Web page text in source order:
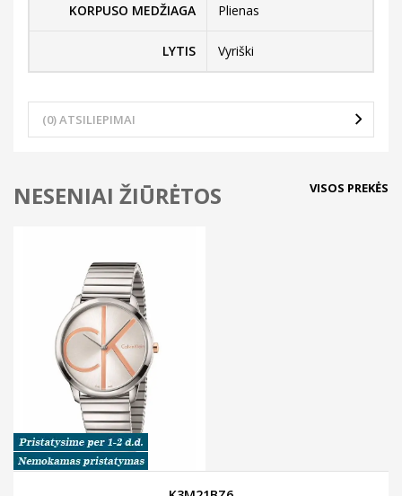
KORPUSO MEDŽIAGA Plienas
LYTIS Vyriški
(0) ATSILIEPIMAI
NESENIAI ŽIŪRĖTOS VISOS PREKĖS